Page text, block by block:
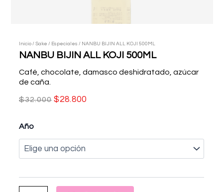
Inicio / Sake / Especiales / NANBU BIJIN ALL KOJI 500ML
NANBU BIJIN ALL KOJI 500ML
Café, chocolate, damasco deshidratado, azúcar
de caña.
$32.000
original
$32.000.
$28.800
$28.800.
Año
NANBU
BIJIN
ALL
KOJI